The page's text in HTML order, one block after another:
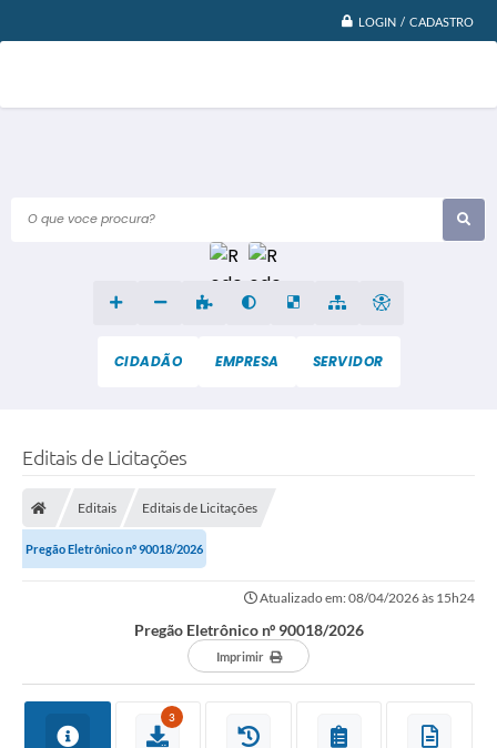
LOGIN / CADASTRO
O que voce procura?
CIDADÃO EMPRESA SERVIDOR
Editais de Licitações
Editais Editais de Licitações
Pregão Eletrônico nº 90018/2026
Atualizado em: 08/04/2026 às 15h24
Pregão Eletrônico nº 90018/2026
Imprimir
3